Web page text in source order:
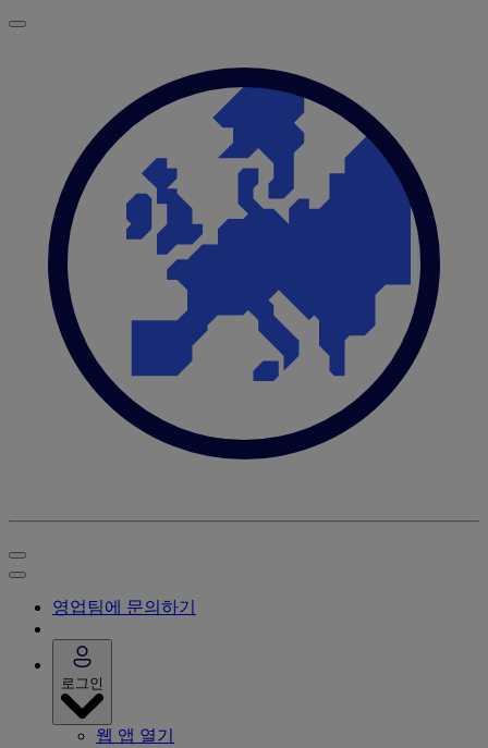
영업팀에 문의하기
로그인
웹 앱 열기